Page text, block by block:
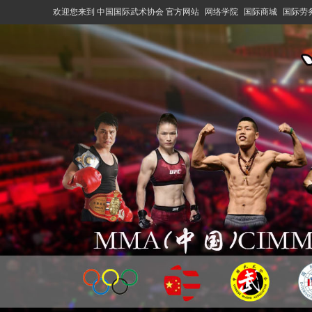
欢迎您来到 中国国际武术协会 官方网站 网络学院 国际商城 国际劳